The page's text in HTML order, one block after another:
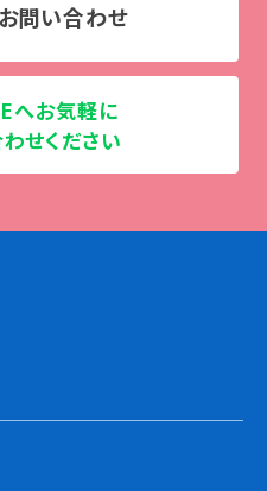
問い合わせ
へお気軽に
せください